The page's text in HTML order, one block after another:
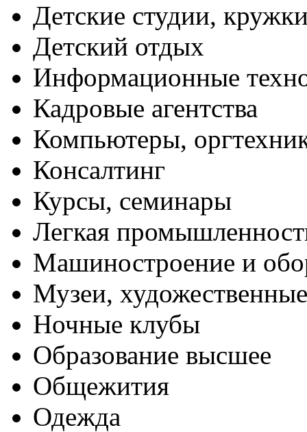
Детские студии,
Детский отдых
Информационные
Кадровые агентства
Компьютеры,
Консалтинг
Курсы, семинары
Легкая
Машиностроение и
Музеи,
Ночные клубы
Образование высшее
Общежития
Одежда